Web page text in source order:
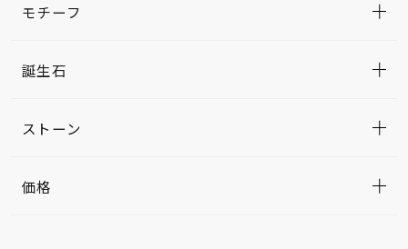
モチーフ
誕生石
ストーン
価格